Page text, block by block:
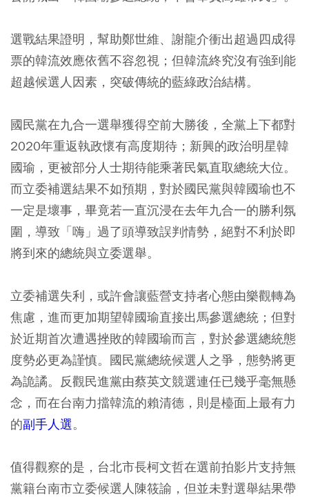
選戰結果證明，幫助鄭世維、謝龍介衝出超過四成得
票的韓流效應依舊不容忽視；但韓流終究沒有強到能
超越候選人因素，突破傳統的藍綠政治結構。
國民黨在九合一選舉獲得空前大勝後，全黨上下都對
2020年重返執政懷有高度期待；新興的政治明星韓
國瑜，更被部分人士期待能乘著民氣直取總統大位。
而立委補選結果不如預期，對於國民黨與韓國瑜也不
一定是壞事，畢竟若一直沉浸在去年九合一的勝利氛
圍，導致「嗨」過了頭導致誤判情勢，絕對不利於即
將到來的總統與立委選舉。
立委補選失利，或許會讓藍營支持者心態由樂觀轉為
焦慮，進而更加期望韓國瑜直接出馬參選總統；但對
於近期首次遭遇挫敗的韓國瑜而言，對於參選總統態
度勢必更為謹慎。國民黨總統候選人之爭，態勢將更
為詭譎。反觀民進黨由蔡英文競選連任已幾乎毫無懸
念，而在台南力擋韓流的賴清德，則是檯面上最有力
的副手人選。
值得觀察的是，台北市長柯文哲在選前拍影片支持無
黨籍台南市立委候選人陳筱諭，但並未對選舉結果帶